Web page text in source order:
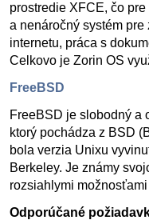
prostredie XFCE, čo
a nenáročný systém
internetu, práca s
Celkovo je Zorin OS
FreeBSD
FreeBSD je slobodný a
ktorý pochádza z BSD
bola verzia Unixu
Berkeley. Je známy
rozsiahlymi
Odporúčané